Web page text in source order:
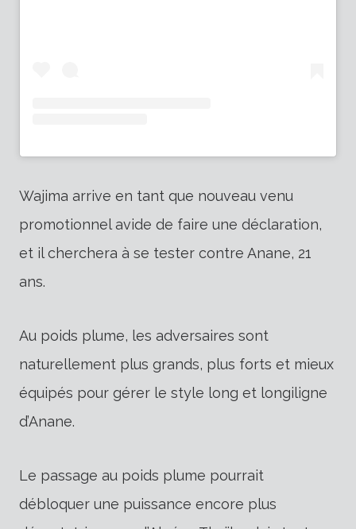
Wajima arrive en tant que nouveau venu
promotionnel avide de faire une déclaration,
et il cherchera à se tester contre Anane, 21
ans.
Au poids plume, les adversaires sont
naturellement plus grands, plus forts et mieux
équipés pour gérer le style long et longiligne
d’Anane.
Le passage au poids plume pourrait
débloquer une puissance encore plus